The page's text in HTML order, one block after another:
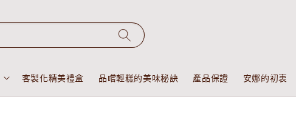
客製化精美禮盒 品嚐輕糕的美味秘訣 產品保證 安娜的初衷